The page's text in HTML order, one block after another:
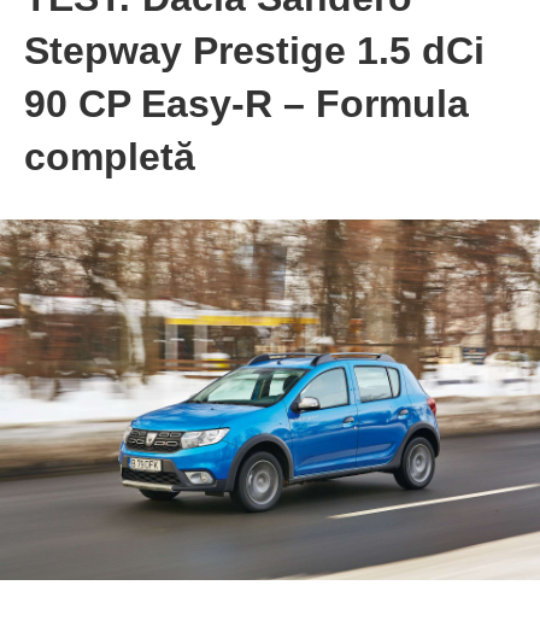
Stepway Prestige 1.5 dCi
90 CP Easy-R – Formula
completă